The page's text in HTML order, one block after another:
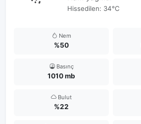
Hissedilen: 34°C
Nem
%50
Basınç
1010 mb
Bulut
%22